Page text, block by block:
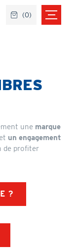
une marque
et un engagement
de profiter
?
(0)